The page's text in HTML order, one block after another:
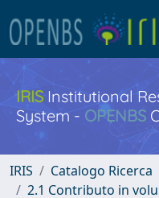
IRISInstitutional
System - OPENBS
IRIS Catalogo Ricerca
2.1 Contributo in